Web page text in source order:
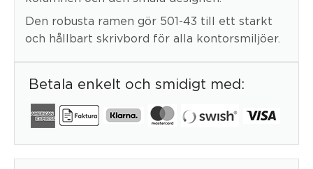
Den robusta ramen gör 501-43 till ett starkt
och hållbart skrivbord för alla kontorsmiljöer.
Betala enkelt och smidigt med: